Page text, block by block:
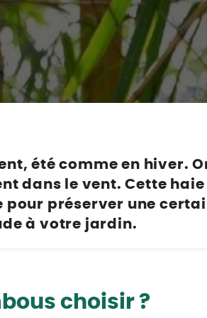
Nos
Ventes
Nos
Mon
et accessoires
été comme en hiver.
dans le vent. Cette
pour préserver une
à votre jardin.
choisir ?